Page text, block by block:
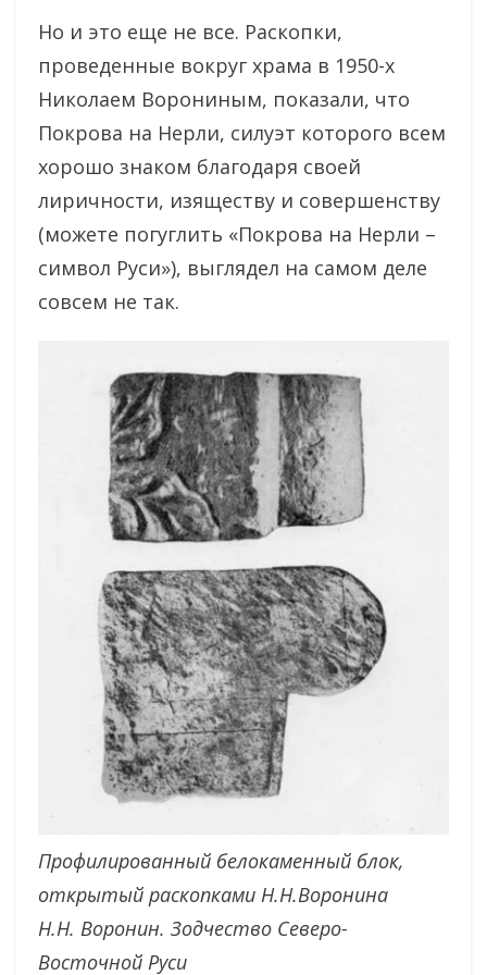
Но и это еще не все. Раскопки,
проведенные вокруг храма в 1950-х
Николаем Ворониным, показали, что
Покрова на Нерли, силуэт которого всем
хорошо знаком благодаря своей
лиричности, изяществу и совершенству
(можете погуглить «Покрова на Нерли –
символ Руси»), выглядел на самом деле
совсем не так.
Профилированный белокаменный блок,
открытый раскопками Н.Н.Воронина
Н.Н. Воронин. Зодчество Северо-
Восточной Руси